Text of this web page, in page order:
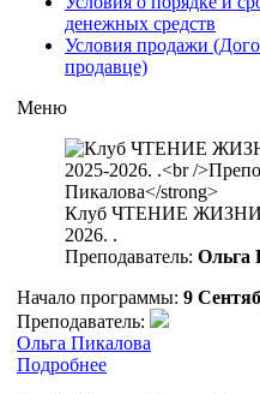
денежных средств
Условия продажи
продавце)
Меню
Клуб ЧТЕНИЕ
2026. .
Преподаватель: Ольга
Начало программы: 9
Преподаватель:
Ольга Пикалова
Подробнее